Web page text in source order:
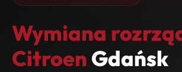
Wymiana
Citroen Gdańsk